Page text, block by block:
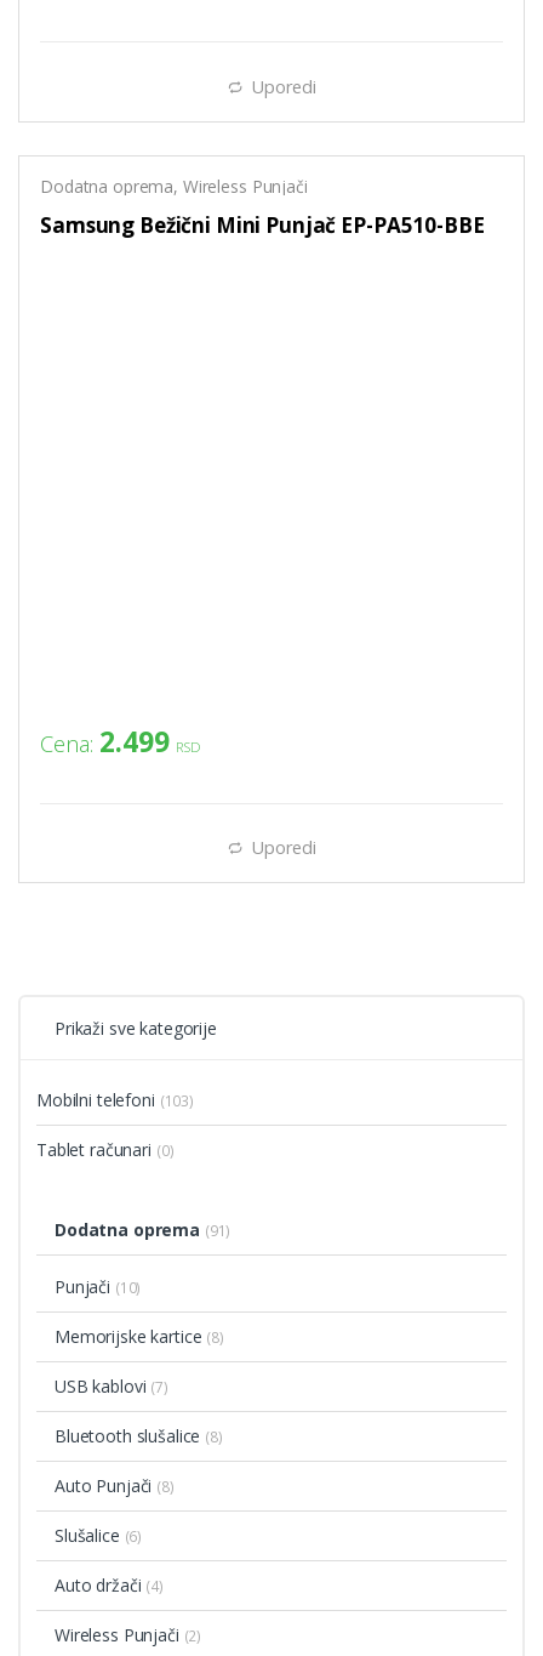
Uporedi
Dodatna oprema, Wireless Punjači
Samsung Bežični Mini Punjač EP-PA510-BBE
Cena: 2.499 RSD
Uporedi
Prikaži sve kategorije
Mobilni telefoni (103)
Tablet računari (0)
Dodatna oprema (91)
Punjači (10)
Memorijske kartice (8)
USB kablovi (7)
Bluetooth slušalice (8)
Auto Punjači (8)
Slušalice (6)
Auto držači (4)
Wireless Punjači (2)